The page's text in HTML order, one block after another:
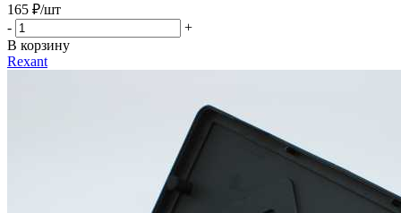
165 ₽/шт
-
+
В корзину
Rexant